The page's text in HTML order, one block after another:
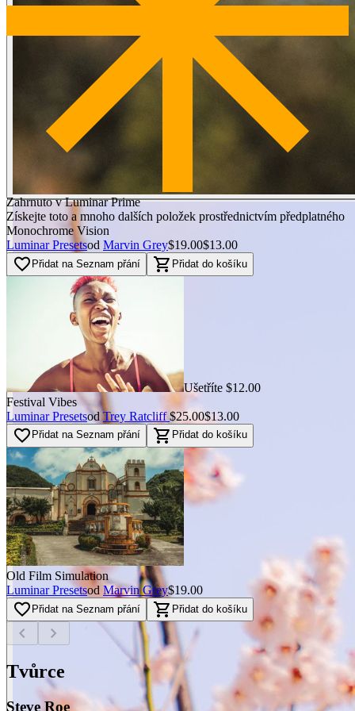
Zahrnuto v Luminar Prime
Získejte toto a mnoho dalších položek prostřednictvím předplatného
Monochrome Vision
Luminar Presetsod Marvin Grey$19.00$13.00
favorite_border Přidat na Seznam přání shopping_cart Přidat do košíku
Ušetříte $12.00
Festival Vibes
Luminar Presetsod Trey Ratcliff$25.00$13.00
favorite_border Přidat na Seznam přání shopping_cart Přidat do košíku
Old Film Simulation
Luminar Presetsod Marvin Grey$19.00
favorite_border Přidat na Seznam přání shopping_cart Přidat do košíku
chevron_left chevron_right
Tvůrce
Steve Roe